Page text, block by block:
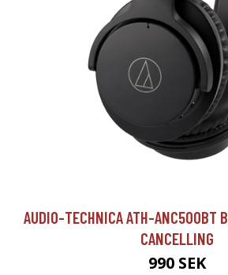
AUDIO-TECHNICA ATH-ANC500BT
CANCELLING
990 SEK